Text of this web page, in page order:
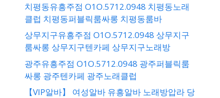
치평동유흥주점 O1O.5712.0948 치평동노래
클럽 치평동퍼블릭룸싸롱 치평동룸바
상무지구유흥주점 O1O.5712.0948 상무지구
룸싸롱 상무지구텐카페 상무지구노래방
광주유흥주점 O1O.5712.0948 광주퍼블릭룸
싸롱 광주텐카페 광주노래클럽
【VIP알바】 여성알바 유흥알바 노래방압라 당